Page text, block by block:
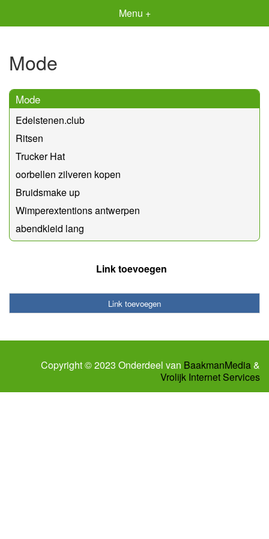
Menu +
Mode
Mode
Edelstenen.club
Ritsen
Trucker Hat
oorbellen zilveren kopen
Bruidsmake up
Wimperextentions antwerpen
abendkleid lang
Link toevoegen
Link toevoegen
Copyright © 2023 Onderdeel van BaakmanMedia&
Vrolijk Internet Services